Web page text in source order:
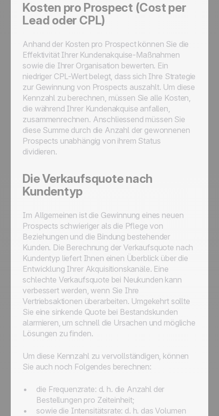
Kosten pro Prospect (Cost per
Lead oder CPL)
Anhand der Kosten pro Prospect können Sie die
Effektivität Ihrer Kundenakquise-Maßnahmen
sowie die Ihrer Organisation bewerten. Ein
niedriger CPL-Wert belegt, dass sich Ihre Strategie
zur Gewinnung von Prospects auszahlt. Um diese
Kennzahl zu berechnen, müssen Sie alle Kosten,
die während Ihrer Kundenakquise anfallen,
zusammenrechnen. Anschliessend müssen Sie
diese Summe durch die Anzahl der gewonnenen
Prospects unabhängig von ihrem Status
dividieren.
Die Verkaufsquote nach
Kundentyp
Im Allgemeinen ist die Gewinnung eines neuen
Prospects schwieriger als die Pflege von
Beziehungen und die Bindung bestehender
Kunden. Die Berechnung der Verkaufsquote nach
Kundentyp liefert Ihnen einen Überblick über die
Entwicklung Ihrer Akquisitionskanäle. Eine
schlechte Verkaufsquote bei Neukunden kann
verbessert werden, wenn Sie Ihre
Vertriebsaktionen überarbeiten. Umgekehrt sollte
Sie eine sinkende Quote bei Bestandskunden
alarmieren, um schnell die Ursachen und mögliche
Lösungen zu finden.
Um diese Kennzahl zu vervollständigen, können
Sie auch noch Folgendes berechnen:
die Frequenzrate: d. h. die Anzahl der
Bestellungen pro Zeiteinheit;
sowie die Intensitätsrate: d. h. das Volumen